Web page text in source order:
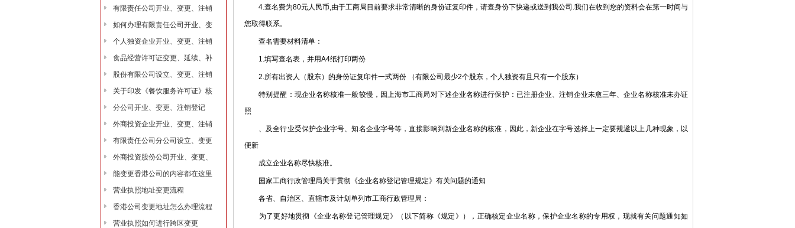
有限责任公司开业、变更、注销
如何办理有限责任公司开业、变
个人独资企业开业、变更、注销
食品经营许可证变更、延续、补
股份有限公司设立、变更、注销
关于印发《餐饮服务许可证》核
分公司开业、变更、注销登记
外商投资企业开业、变更、注销
有限责任公司分公司设立、变更
外商投资股份公司开业、变更、
能变更香港公司的内容都在这里
营业执照地址变更流程
香港公司变更地址怎么办理流程
营业执照如何进行跨区变更
4.查名费为80元人民币,由于工商局目前要求非常清晰的身份证复印件，请查身份下快递或送到我公司.我们在收到您的资料会在第一时间与
您取得联系。
查名需要材料清单：
1.填写查名表，并用A4纸打印两份
2.所有出资人（股东）的身份证复印件一式两份 （有限公司最少2个股东，个人独资有且只有一个股东）
特别提醒：现企业名称核准一般较慢，因上海市工商局对下述企业名称进行保护：已注册企业、注销企业未愈三年、企业名称核准未办证
照
、及全行业受保护企业字号、知名企业字号等，直接影响到新企业名称的核准，因此，新企业在字号选择上一定要规避以上几种现象，以
便新
成立企业名称尽快核准。
国家工商行政管理局关于贯彻《企业名称登记管理规定》有关问题的通知
各省、自治区、直辖市及计划单列市工商行政管理局：
为了更好地贯彻《企业名称登记管理规定》（以下简称《规定》），正确核定企业名称，保护企业名称的专用权，现就有关问题通知如